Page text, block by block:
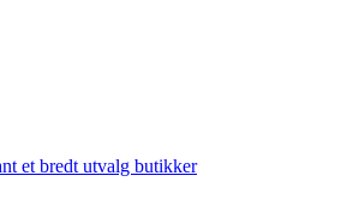
et bredt utvalg butikker